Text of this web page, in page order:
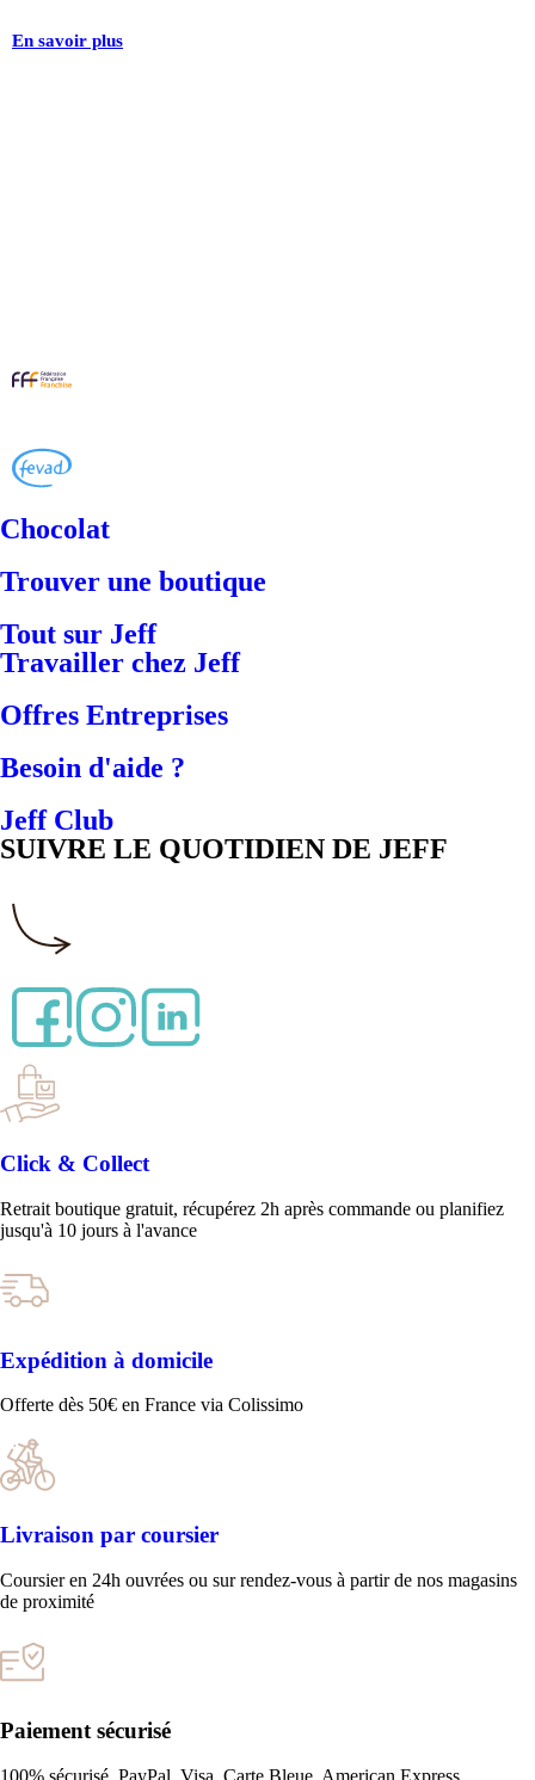
En savoir plus
Chocolat
Trouver une boutique
Tout sur Jeff
Travailler chez Jeff
Offres Entreprises
Besoin d'aide ?
Jeff Club
SUIVRE LE QUOTIDIEN DE JEFF
Click & Collect
Retrait boutique gratuit, récupérez 2h après commande ou planifiez
jusqu'à 10 jours à l'avance
Expédition à domicile
Offerte dès 50€ en France via Colissimo
Livraison par coursier
Coursier en 24h ouvrées ou sur rendez-vous à partir de nos magasins
de proximité
Paiement sécurisé